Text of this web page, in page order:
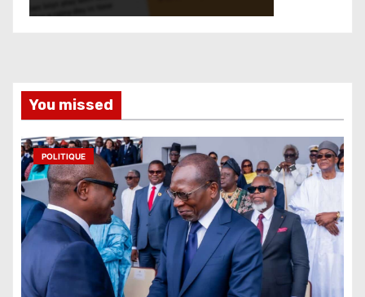
You missed
POLITIQUE